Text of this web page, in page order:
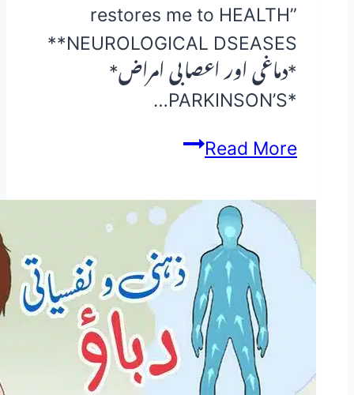
restores me to HEALTH”
*NEUROLOGICAL DSEASES*
*دماغی اور اعصابی امراض*
*PARKINSON’S…
Read More
Parkinson’s
73